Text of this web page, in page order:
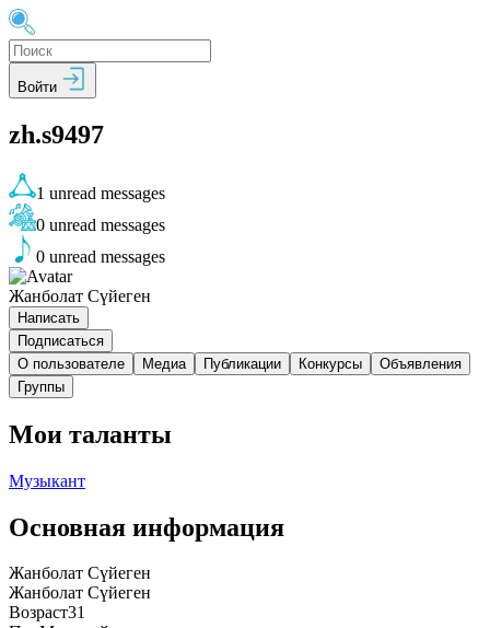
Войти
zh.s9497
1 unread messages
0 unread messages
0 unread messages
Жанболат Сүйеген
Написать
Подписаться
О пользователе
Медиа Публикации Конкурсы
Объявления
Группы
Мои таланты
Музыкант
Основная информация
Жанболат Сүйеген
Жанболат Сүйеген
Возраст31